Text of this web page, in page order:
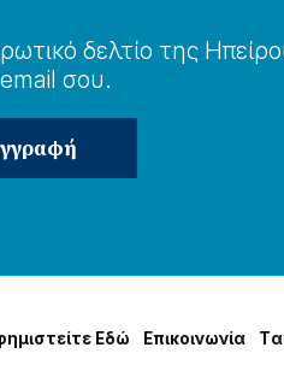
δελτίο της
σου.
Εδώ Επɩκοɩνωνία